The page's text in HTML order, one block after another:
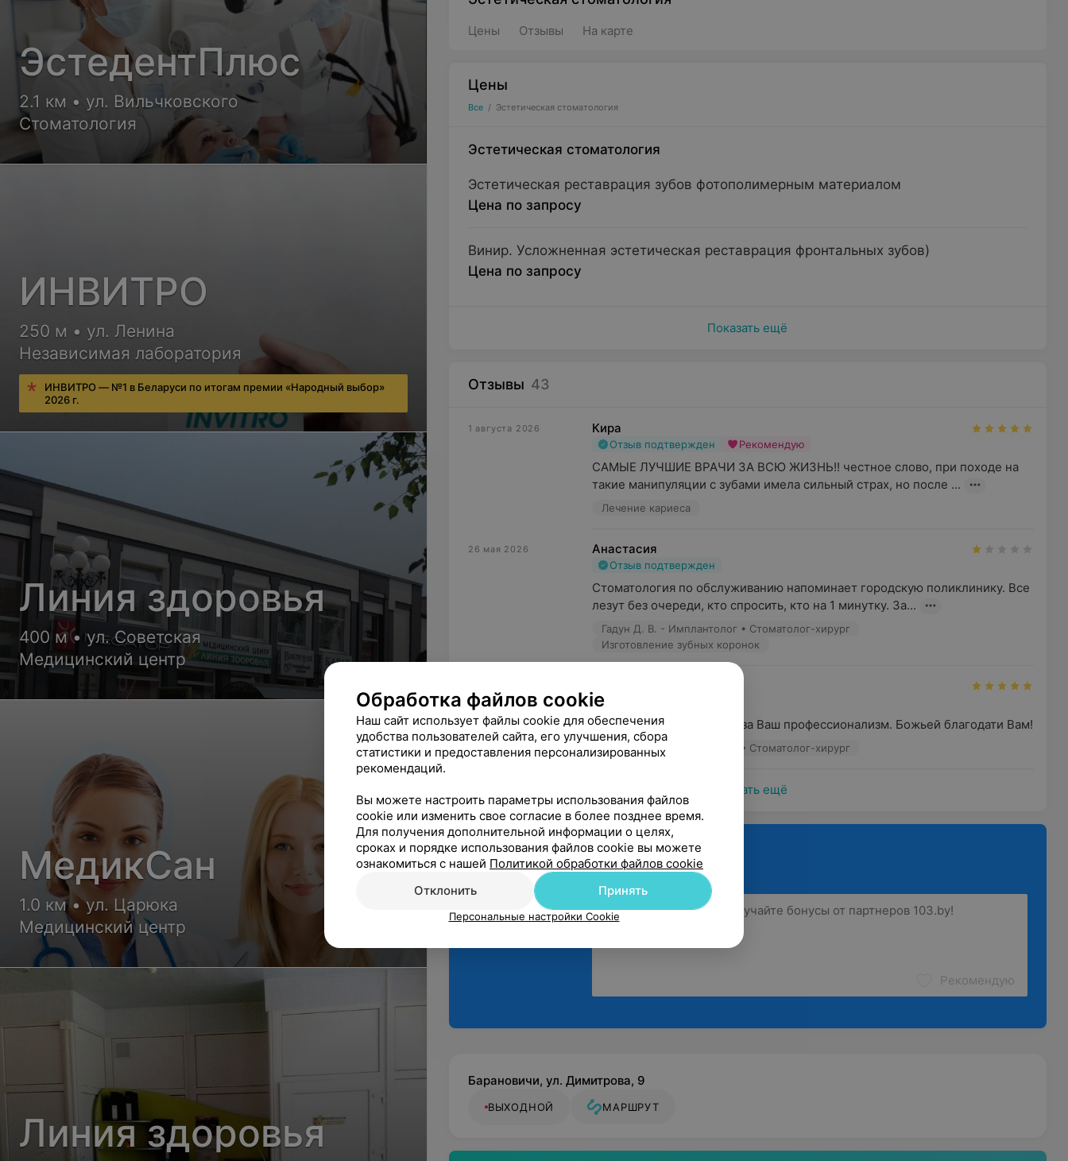
Цены Отзывы На карте
Цены
Все / Эстетическая стоматология
Эстетическая стоматология
Эстетическая реставрация зубов фотополимерным материалом
Цена по запросу
Винир. Усложненная эстетическая реставрация фронтальных зубов)
Цена по запросу
Показать ещё
Отзывы 43
1 августа 2026 Кира
Отзыв подтвержден Рекомендую
САМЫЕ ЛУЧШИЕ ВРАЧИ ЗА ВСЮ ЖИЗНЬ!! честное слово, при походе на
такие манипуляции с зубами имела сильный страх, но после ...
Лечение кариеса
26 мая 2026 Анастасия
Отзыв подтвержден
Стоматология по обслуживанию напоминает городскую поликлинику. Все
лезут без очереди, кто спросить, кто на 1 минутку. За...
Гадун Д. В. - Имплантолог • Стоматолог-хирург
Изготовление зубных коронок
Выражаю благодарность за Ваш профессионализм. Божьей благодати Вам!
Гадун Д. В. - Имплантолог • Стоматолог-хирург
Показать ещё
Поделитесь
мнением
Рекомендую
Барановичи, ул. Димитрова, 9
ВЫХОДНОЙ МАРШРУТ
ЭстедентПлюс
2.1 км • ул. Вильчковского
Стоматология
ИНВИТРО
250 м • ул. Ленина
Независимая лаборатория
ИНВИТРО — №1 в Беларуси по итогам премии «Народный выбор»
2026 г.
Линия здоровья
400 м • ул. Советская
Медицинский центр
МедикСан
1.0 км • ул. Царюка
Медицинский центр
Линия здоровья
Обработка файлов cookie
Наш сайт использует файлы cookie для обеспечения
удобства пользователей сайта, его улучшения, сбора
статистики и предоставления персонализированных
рекомендаций.
Вы можете настроить параметры использования файлов
cookie или изменить свое согласие в более позднее время.
Для получения дополнительной информации о целях,
сроках и порядке использования файлов cookie вы можете
ознакомиться с нашей Политикой обработки файлов cookie
Отклонить
Принять
Персональные настройки Cookie